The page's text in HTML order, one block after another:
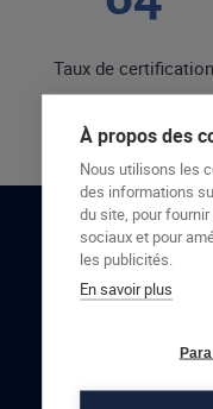
Taux de certification
À propos des
Nous utilisons les
des informations
du site, pour
sociaux et pour
les publicités.
En savoir plus